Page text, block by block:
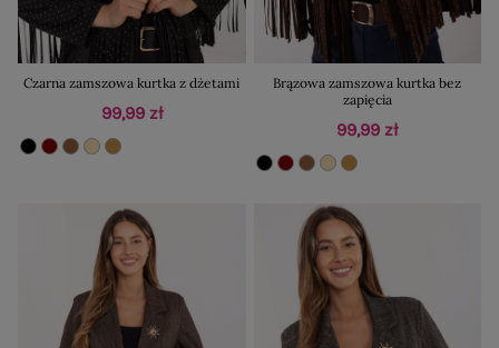
Czarna zamszowa kurtka z dżetami
99,99 zł
Brązowa zamszowa kurtka bez
zapięcia
99,99 zł